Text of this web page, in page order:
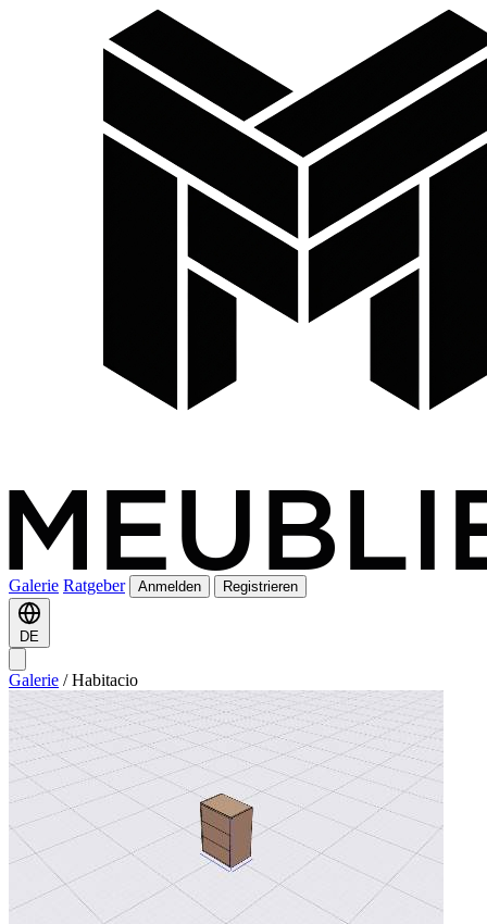
Galerie Ratgeber Anmelden Registrieren
DE
Galerie / Habitacio